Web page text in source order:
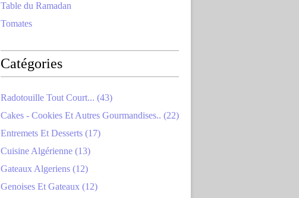
Table du Ramadan
Tomates
Catégories
Radotouille Tout Court... (43)
Cakes - Cookies Et Autres Gourmandises.. (22)
Entremets Et Desserts (17)
Cuisine Algérienne (13)
Gateaux Algeriens (12)
Genoises Et Gateaux (12)